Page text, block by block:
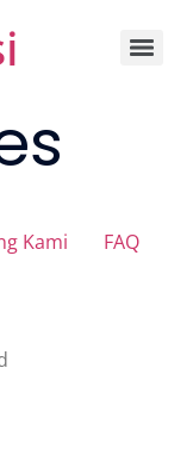
Kami FAQ